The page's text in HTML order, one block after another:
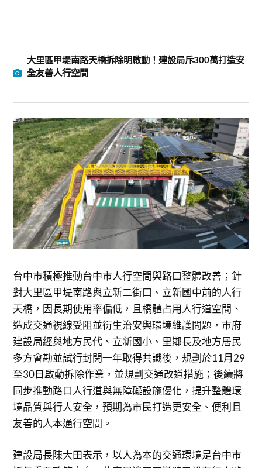
大里區甲堤南路天橋拆除明啟動！建設局斥300萬打造安
全友善人行空間
台中市積極推動台中市人行空間與路口整體改善；針
對大里區甲堤南路與立新二街口、立新國中前的人行
天橋，因長期使用率偏低，且橋體占用人行道空間、
造成交通視線受阻並衍生治安與環境維護問題，市府
建設局經與地方民代、立新國小、里鄰長及地方居民
多方會勘並試行封閉一年取得共識後，規劃於11月29
至30日啟動拆除作業，並規劃交通改道措施；後續將
同步推動路口人行道與無障礙設施優化，提升整體環
境品質與行人安全，預期為市民打造更安全、便利且
友善的人本通行空間。
建設局長陳大田表示，以人為本的交通環境是台中市